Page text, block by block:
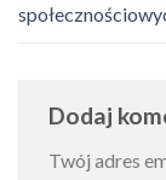
Dodaj
Twój adres